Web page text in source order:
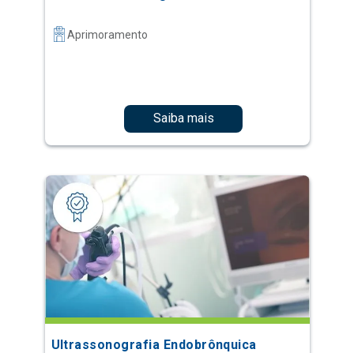
Aprimoramento
Saiba mais
Ultrassonografia Endobrônquica